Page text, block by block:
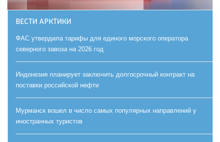
ВЕСТИ АРКТИКИ
ФАС утвердила тарифы для единого морского оператора
северного завоза на 2026 год
Индонезия планирует заключить долгосрочный контракт на
поставки российской нефти
Мурманск вошел в число самых популярных направлений у
иностранных туристов